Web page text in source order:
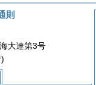
則
大達第3号